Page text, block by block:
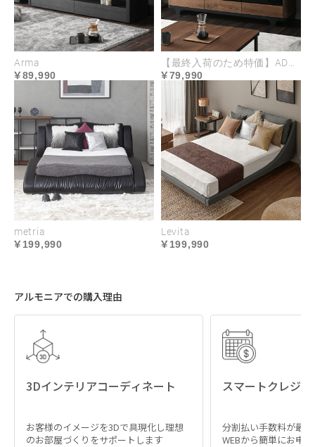
Arma
89,990 79,990
metria
199,990
Levita
199,990
アルモニアでの購入理由
3Dインテリアコーディネート
お客様のイメージを3Dで具現化し理想
のお部屋づくりをサポートします
スマートクレジ
分割払い手数料が最
WEBから簡単にお申